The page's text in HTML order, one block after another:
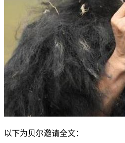
以下为贝尔邀请全文：